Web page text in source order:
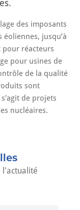
des imposants
jusqu’à
pour réacteurs
pour usines de
de la qualité
sont
de projets
nucléaires.
l'actualité